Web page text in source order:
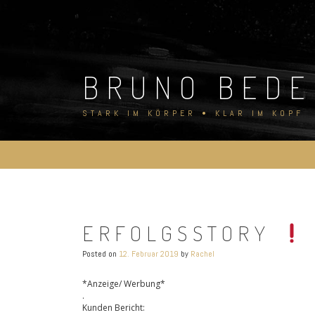
BRUNO
STARK IM KÖRPER • KLAR IM KOPF
ERFOLGSSTORY
Posted on 12. Februar 2019 by Rachel
*Anzeige/ Werbung*
.
Kunden Bericht: